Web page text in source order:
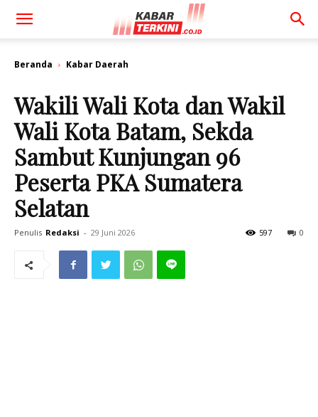
Beranda Kabar Daerah
Wakili Wali Kota dan Wakil
Wali Kota Batam, Sekda
Sambut Kunjungan 96
Peserta PKA Sumatera
Selatan
Penulis Redaksi - 29 Juni 2026 0
597